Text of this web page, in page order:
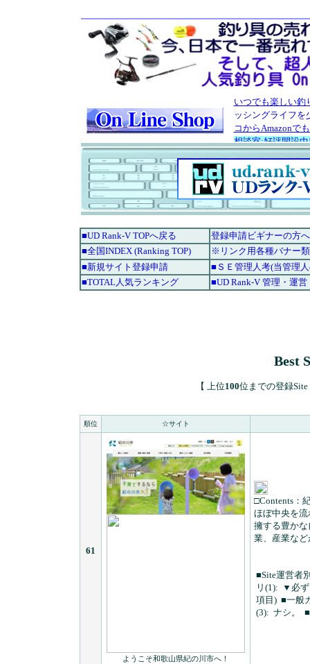
■UD Rank-V TOPへ戻る
登録申請ビギナーの方
■全国INDEX (Ranking TOP)
※リンク用各種バナー類
■新規サイト登録申請
■ＳＥ管理人考(当管理
■TOTAL人気ランキング
■UD Rank-V 管理・運
Best
【 上位100位までの登録
順位 ☆サイト
61
ようこそ和歌山県紀の川市へ！
□Contents：
ほぼ中央を
擁する豊か
業、産業な
■Site運営者
リ(1): ▼必ず
項目) ■一般
(3): ナシ。